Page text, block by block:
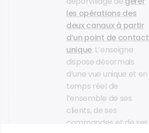
les opérations des
deux canaux à partir
d’un point de contact
unique. L’enseigne
dispose désormais
d’une vue unique et en
temps réel de
l’ensemble de ses
clients, de ses
commandes et de ses